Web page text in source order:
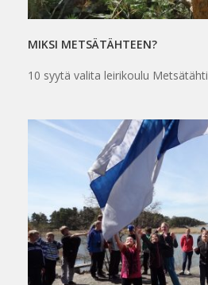
MIKSI METSÄTÄHTEEN?
10 syytä valita leirikoulu Metsätähti